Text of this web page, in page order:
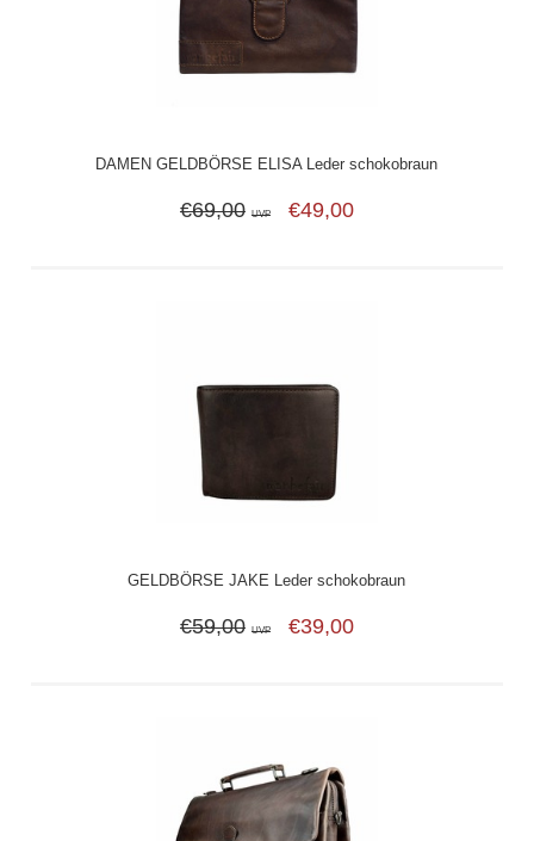
DAMEN GELDBÖRSE ELISA Leder schokobraun
€69,00 UVP €49,00
GELDBÖRSE JAKE Leder schokobraun
€59,00 UVP €39,00